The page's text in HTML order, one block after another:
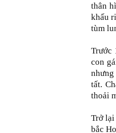
thân
khấu
tùm
Trước
con
nhưng
tất.
thoải
Trở
bắc